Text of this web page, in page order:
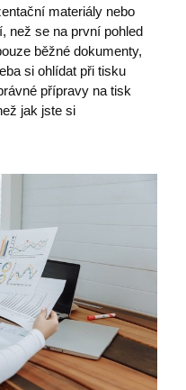
materiály nebo
než se na první pohled
běžné dokumenty,
si ohlídat při tisku
přípravy na tisk
jak jste si